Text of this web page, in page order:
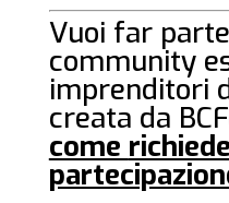
Vuoi far
community
imprenditori
creata da
come